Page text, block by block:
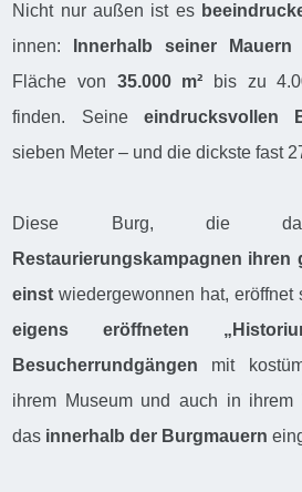
Nicht nur außen ist es
innen:
Innerhalb seiner Mauern
Fläche von 35.000 m²
bis zu
finden. Seine eindrucksvollen
sieben Meter – und die dickste fast
Diese Burg, die
Restaurierungskampagnen ihren
einstwiedergewonnen hat, eröffnet
eigens eröffneten
Besucherrundgängen mit
ihrem Museum und auch in ihrem
das innerhalb der Burgmauern